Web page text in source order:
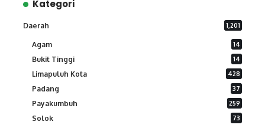
Kategori
Daerah 1,201
Agam 14
Bukit Tinggi 14
Limapuluh Kota 428
Padang 37
Payakumbuh 259
Solok 73